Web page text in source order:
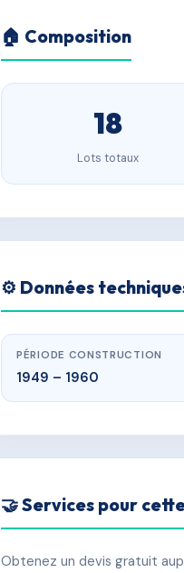
🏠 Composition
18
Lots totaux
⚙️ Données
PÉRIODE CONSTRUCTION
1949 – 1960
🤝 Services pour
Obtenez un devis gratuit